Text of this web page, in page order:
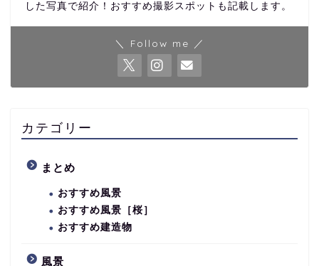
した写真で紹介！おすすめ撮影スポットも記載します。
＼ Follow me ／
カテゴリー
まとめ
おすすめ風景
おすすめ風景［桜］
おすすめ建造物
風景